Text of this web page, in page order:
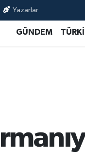
Yazarlar
GÜNDEM